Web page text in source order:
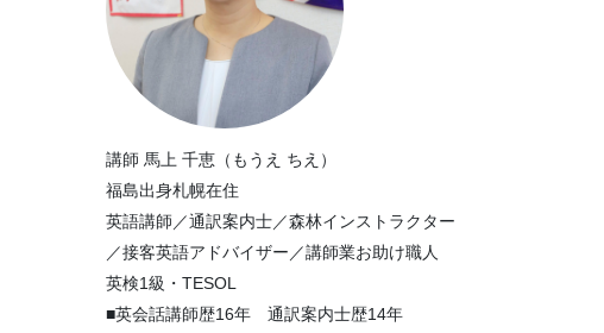
講師 馬上 千恵（もうえ ちえ）
福島出身札幌在住
英語講師／通訳案内士／森林インストラクター
／接客英語アドバイザー／講師業お助け職人
英検1級・TESOL
■英会話講師歴16年 通訳案内士歴14年